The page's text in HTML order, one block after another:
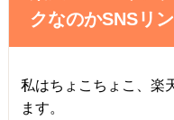
クなのかSNSリ
私はちょこちょこ、楽
ます。